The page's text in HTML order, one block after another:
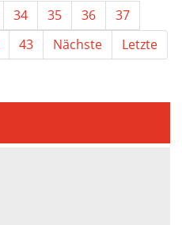
34 35 36
37
43 Nächste Letzte